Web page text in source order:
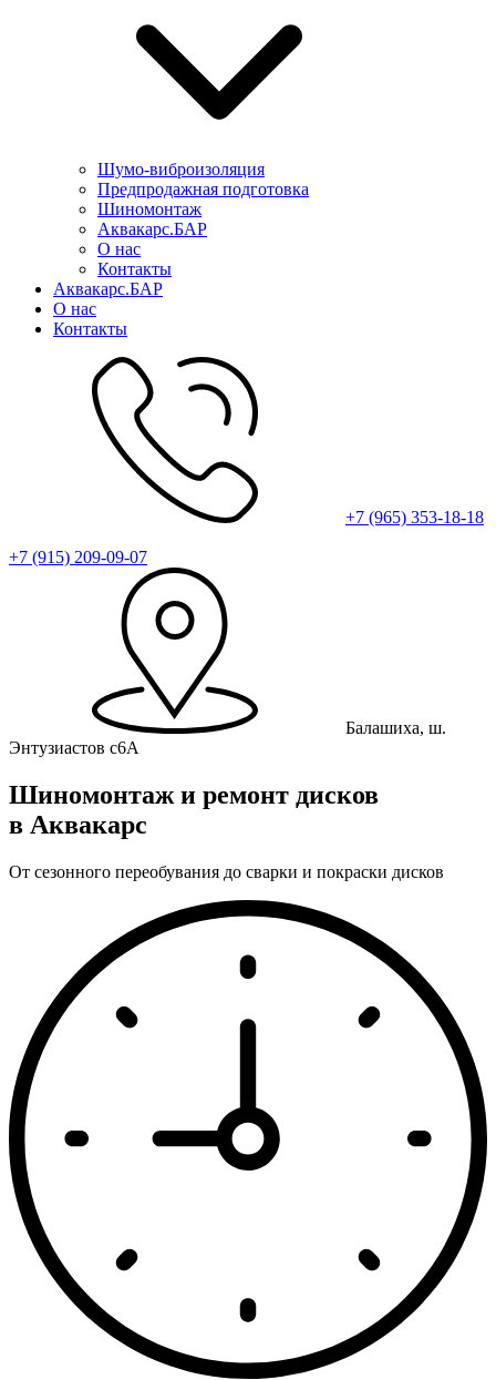
Шумо-виброизоляция
Предпродажная подготовка
Шиномонтаж
Аквакарс.БАР
О нас
Контакты
Аквакарс.БАР
О нас
Контакты
+7 (965) 353-18-18
+7 (915) 209-09-07
Балашиха, ш.
Энтузиастов с6А
Шиномонтаж и ремонт дисков
в Аквакарс
От сезонного переобувания до сварки и покраски дисков